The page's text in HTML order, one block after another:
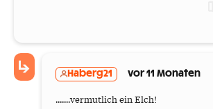
Haberg21 vor 11 Monaten
.......vermutlich ein Elch!